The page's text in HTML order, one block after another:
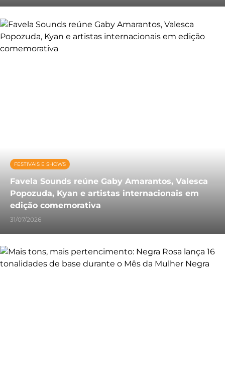
FESTIVAIS E SHOWS
Favela Sounds reúne Gaby Amarantos, Valesca
Popozuda, Kyan e artistas internacionais em
edição comemorativa
31/07/2026